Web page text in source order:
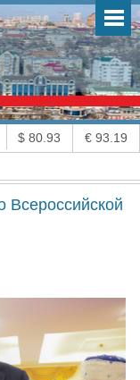
$ 80.93 € 93.19